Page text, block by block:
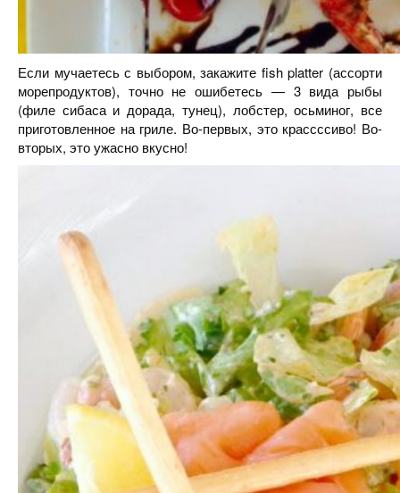
Если мучаетесь с выбором, закажите fish platter (ассорти
морепродуктов), точно не ошибетесь — 3 вида рыбы
(филе сибаса и дорада, тунец), лобстер, осьминог, все
приготовленное на гриле. Во-первых, это крассссиво! Во-
вторых, это ужасно вкусно!